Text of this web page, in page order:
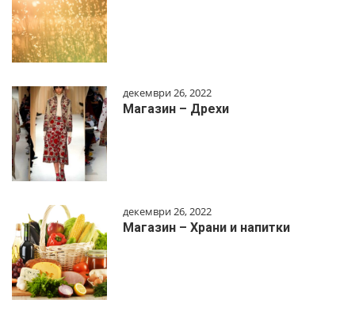
декември 26, 2022
Магазин – Дрехи
декември 26, 2022
Магазин – Храни и напитки